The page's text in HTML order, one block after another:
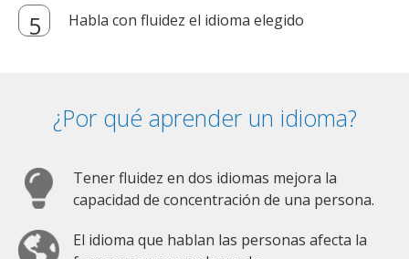
Habla con fluidez el idioma elegido
¿Por qué aprender un idioma?
Tener fluidez en dos idiomas mejora la
capacidad de concentración de una persona.
El idioma que hablan las personas afecta la